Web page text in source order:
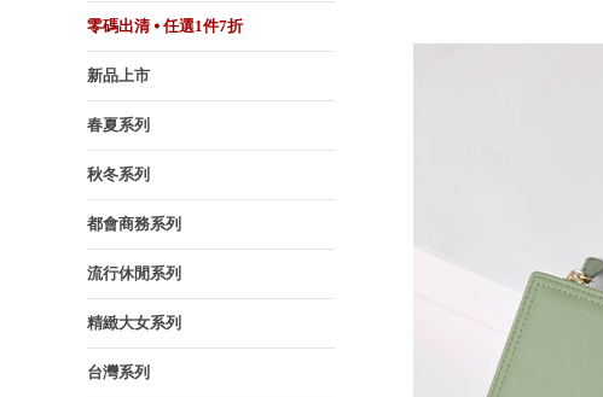
零碼出清 ⦁ 任選1件7折
新品上市
春夏系列
秋冬系列
都會商務系列
流行休閒系列
精緻大女系列
台灣系列